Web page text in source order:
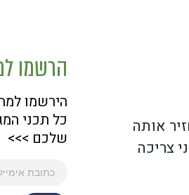
אותה
צריכה
הרשמו
הירשמו
כל תכני
שלכם >>>